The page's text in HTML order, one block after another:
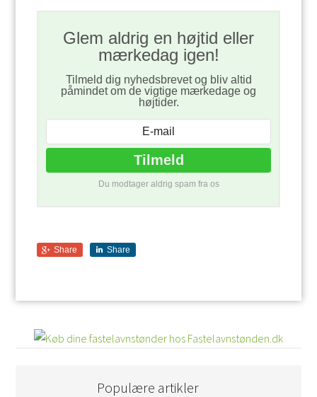
Glem aldrig en højtid eller
mærkedag igen!
Tilmeld dig nyhedsbrevet og bliv altid
påmindet om de vigtige mærkedage og
højtider.
Du modtager aldrig spam fra os
Share Share
Populære artikler